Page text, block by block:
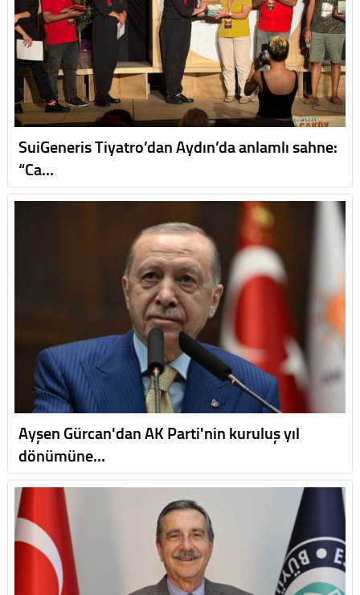
SuiGeneris Tiyatro’dan Aydın’da anlamlı sahne:
“Ca…
Ayşen Gürcan'dan AK Parti'nin kuruluş yıl
dönümüne…